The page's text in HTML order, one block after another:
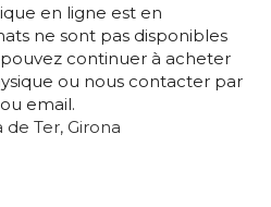
en ligne est en
ne sont pas disponibles
continuer à acheter
ou nous contacter par
email.
de Ter, Girona